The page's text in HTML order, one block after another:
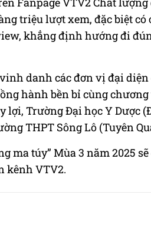
triệu lượt xem, đặc biệt
khẳng định hướng đi
danh các đơn vị đại diện
hành bền bỉ cùng
lợi, Trường Đại học Y Dược
THPT Sông Lô (Tuyên
ma túy” Mùa 3 năm 2025
kênh VTV2.